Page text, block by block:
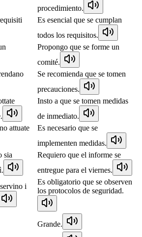
procedimiento.
Es esencial que se cumplan
todos los requisitos.
Propongo que se forme un
comité.
Se recomienda que se tomen
precauciones.
Insto a que se tomen medidas
de inmediato.
attuate
Es necesario que se
implementen medidas.
sia
Requiero que el informe se
entregue para el viernes.
i
Es obligatorio que se observen
los protocolos de seguridad.
Grande.